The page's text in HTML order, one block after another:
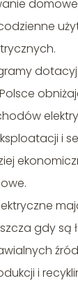
i
gdy są
i